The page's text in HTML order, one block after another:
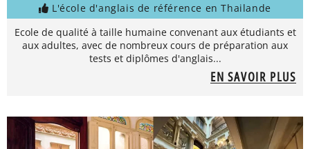
L'école d'anglais de référence en Thailande
Ecole de qualité à taille humaine convenant aux étudiants et
aux adultes, avec de nombreux cours de préparation aux
tests et diplômes d'anglais...
EN SAVOIR PLUS